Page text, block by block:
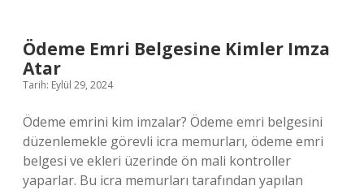
Ödeme Emri Belgesine Kimler Imza
Atar
Tarih: Eylül 29, 2024
Ödeme emrini kim imzalar? Ödeme emri belgesini
düzenlemekle görevli icra memurları, ödeme emri
belgesi ve ekleri üzerinde ön mali kontroller
yaparlar. Bu icra memurları tarafından yapılan